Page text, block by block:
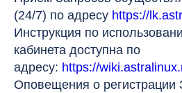
(24/7) по адресу https://
Инструкция по
кабинета доступна по
адресу: https://
Оповещения о регистрации